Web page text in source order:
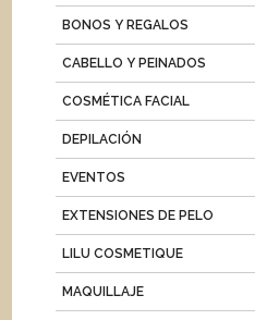
BONOS Y REGALOS
CABELLO Y PEINADOS
COSMÉTICA FACIAL
DEPILACIÓN
EVENTOS
EXTENSIONES DE PELO
LILU COSMETIQUE
MAQUILLAJE